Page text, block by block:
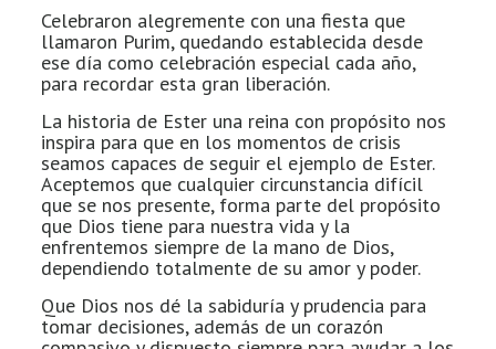
Celebraron alegremente con una fiesta que
llamaron Purim, quedando establecida desde
ese día como celebración especial cada año,
para recordar esta gran liberación.
La historia de Ester una reina con propósito nos
inspira para que en los momentos de crisis
seamos capaces de seguir el ejemplo de Ester.
Aceptemos que cualquier circunstancia difícil
que se nos presente, forma parte del propósito
que Dios tiene para nuestra vida y la
enfrentemos siempre de la mano de Dios,
dependiendo totalmente de su amor y poder.
Que Dios nos dé la sabiduría y prudencia para
tomar decisiones, además de un corazón